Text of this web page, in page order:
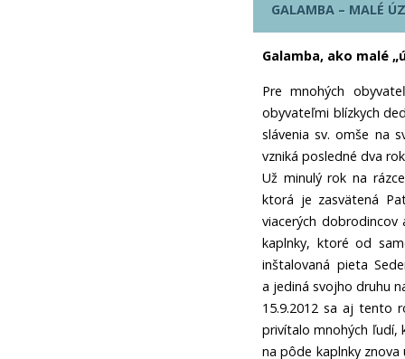
GALAMBA – MALÉ
Galamba, ako malé
Pre mnohých
obyvateľmi blízkych
slávenia sv. omše na
vzniká posledné dva
Už minulý rok na
ktorá je zasvätená
viacerých
kaplnky, ktoré od
inštalovaná pieta
a jediná svojho druhu
15.9.2012 sa aj tento
privítalo mnohých ľudí,
na pôde kaplnky znova